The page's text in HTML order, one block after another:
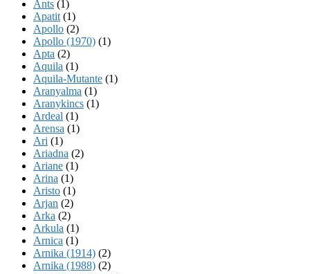
Ants (1)
Apatit (1)
Apollo (2)
Apollo (1970) (1)
Apta (2)
Aquila (1)
Aquila-Mutante (1)
Aranyalma (1)
Aranykincs (1)
Ardeal (1)
Arensa (1)
Ari (1)
Ariadna (2)
Ariane (1)
Arina (1)
Aristo (1)
Arjan (2)
Arka (2)
Arkula (1)
Arnica (1)
Arnika (1914) (2)
Arnika (1988) (2)